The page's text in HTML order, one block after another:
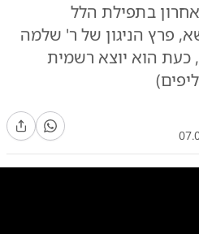
בתפילת הלל
פרץ הניגון של ר' שלמה
כעת הוא יוצא רשמית